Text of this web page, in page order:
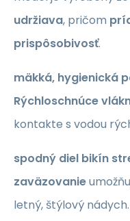
udržiava, pričom
prispôsobivosť.
mäkká, hygienická
Rýchloschnúce
kontakte s vodou
spodný diel bikín
zaväzovanie
letný, štýlový nádych.